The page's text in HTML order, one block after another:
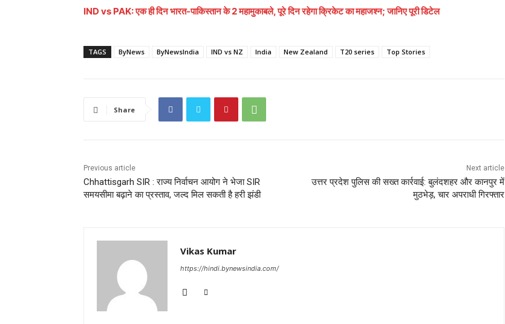
IND vs PAK: एक ही दिन भारत-पाकिस्तान के 2 महामुकाबले, पूरे दिन रहेगा क्रिकेट का महाजश्न; जानिए पूरी डिटेल
TAGS ByNews ByNewsIndia IND vs NZ India New Zealand T20 series Top Stories
Share
Previous article
Chhattisgarh SIR : राज्य निर्वाचन आयोग ने भेजा SIR
समयसीमा बढ़ाने का प्रस्ताव, जल्द मिल सकती है हरी झंडी
Next article
उत्तर प्रदेश पुलिस की सख्त कार्रवाई: बुलंदशहर और कानपुर में
मुठभेड़, चार अपराधी गिरफ्तार
Vikas Kumar
https://hindi.bynewsindia.com/